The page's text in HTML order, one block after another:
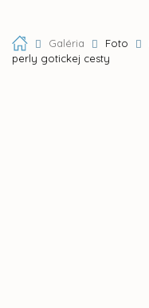
Galéria Foto
perly gotickej cesty